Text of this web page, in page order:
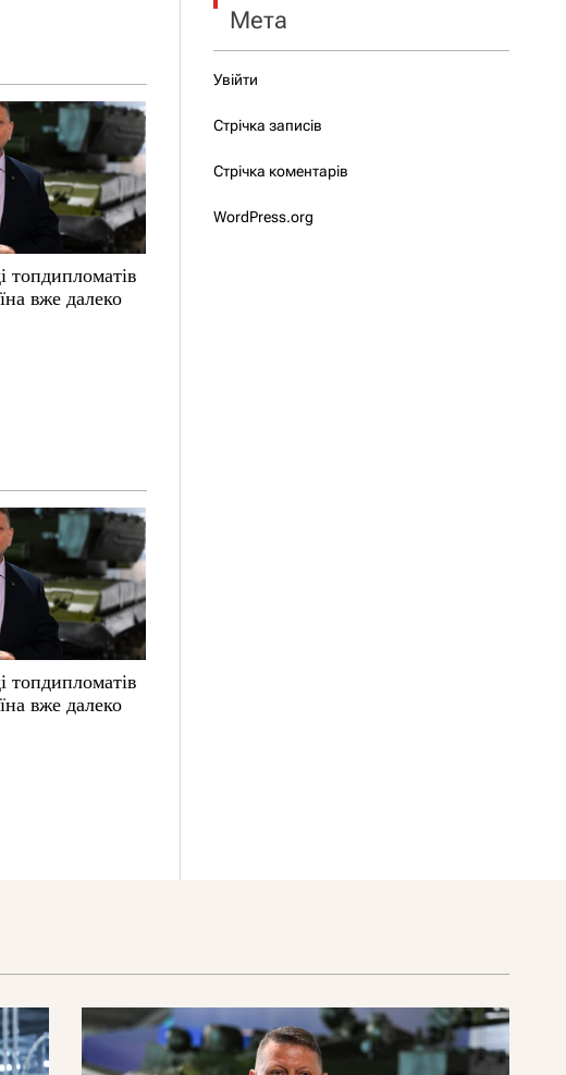
топдипломатів
вже далеко
топдипломатів
вже далеко
Мета
Увійти
Стрічка записів
Стрічка коментарів
WordPress.org